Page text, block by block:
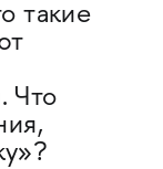
такие
Что